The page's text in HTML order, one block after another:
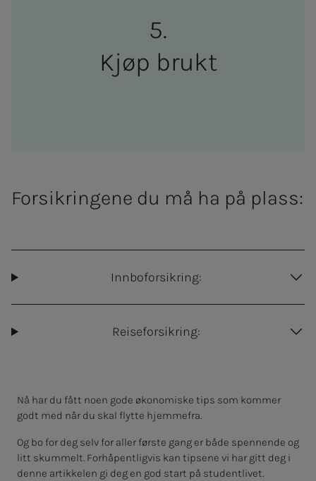
Kjøp brukt
Forsikringene du må ha på plass:
Innboforsikring:
Reiseforsikring:
Nå har du fått noen gode økonomiske tips som kommer
godt med når du skal flytte hjemmefra.
Og bo for deg selv for aller første gang er både spennende og
litt skummelt. Forhåpentligvis kan tipsene vi har gitt deg i
denne artikkelen gi deg en god start på studentlivet.